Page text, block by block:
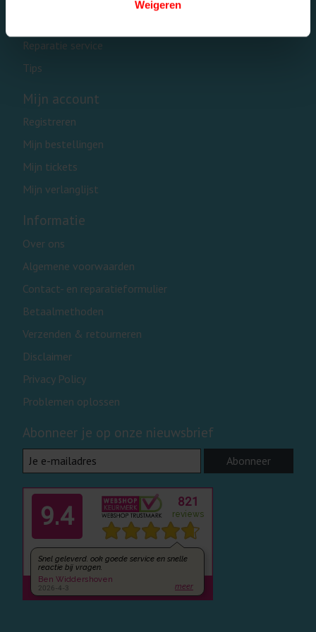
Weigeren
Reparatie service
Tips
Mijn account
Registreren
Mijn bestellingen
Mijn tickets
Mijn verlanglijst
Informatie
Over ons
Algemene voorwaarden
Contact- en reparatieformulier
Betaalmethoden
Verzenden & retourneren
Disclaimer
Privacy Policy
Problemen oplossen
Abonneer je op onze nieuwsbrief
Abonneer